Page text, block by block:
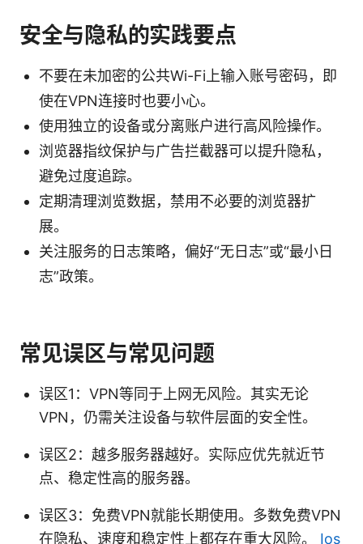
安全与隐私的实践要点
不要在未加密的公共Wi-Fi上输入账号密码，即
使在VPN连接时也要小心。
使用独立的设备或分离账户进行高风险操作。
浏览器指纹保护与广告拦截器可以提升隐私，
避免过度追踪。
定期清理浏览数据，禁用不必要的浏览器扩
展。
关注服务的日志策略，偏好“无日志”或“最小日
志”政策。
常见误区与常见问题
误区1：VPN等同于上网无风险。其实无论
VPN，仍需关注设备与软件层面的安全性。
误区2：越多服务器越好。实际应优先就近节
点、稳定性高的服务器。
误区3：免费VPN就能长期使用。多数免费VPN
在隐私、速度和稳定性上都存在重大风险。 Ios